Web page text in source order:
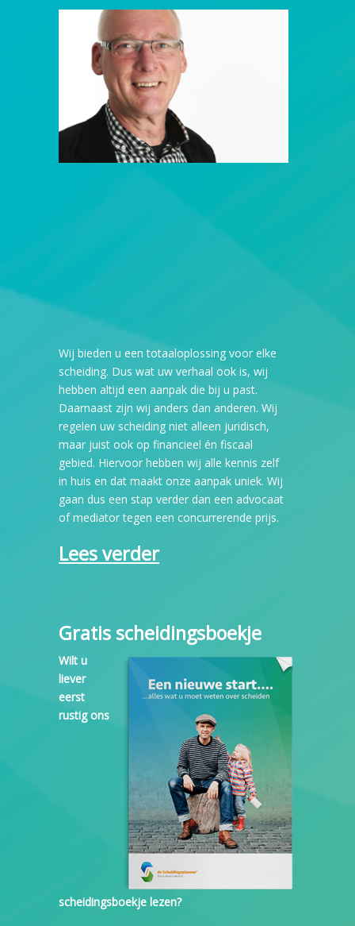
Wij bieden u een totaaloplossing voor elke
scheiding. Dus wat uw verhaal ook is, wij
hebben altijd een aanpak die bij u past.
Daarnaast zijn wij anders dan anderen. Wij
regelen uw scheiding niet alleen juridisch,
maar juist ook op financieel én fiscaal
gebied. Hiervoor hebben wij alle kennis zelf
in huis en dat maakt onze aanpak uniek. Wij
gaan dus een stap verder dan een advocaat
of mediator tegen een concurrerende prijs.
Lees verder
Gratis scheidingsboekje
Wilt u
liever
eerst
rustig ons
scheidingsboekje lezen?